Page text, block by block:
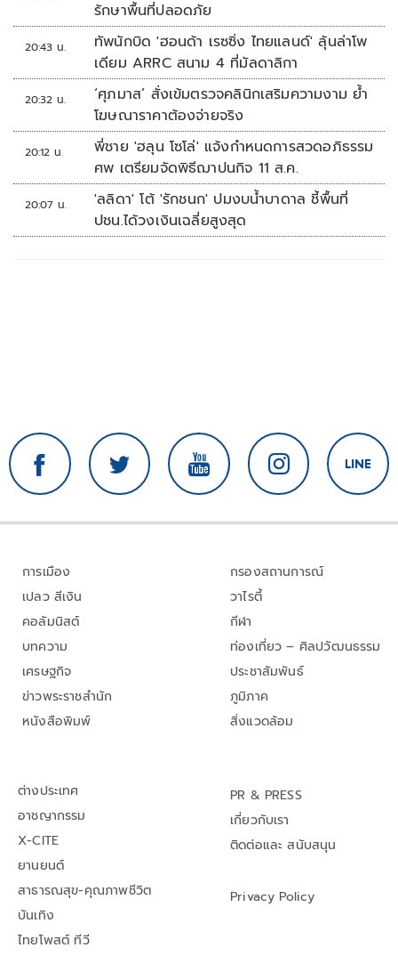
รักษาพื้นที่ปลอดภัย
20:43 น.
ทัพนักบิด 'ฮอนด้า เรซซิ่ง ไทยแลนด์' ลุ้นล่าโพ
เดียม ARRC สนาม 4 ที่มัลดาลิกา
20:32 น.
‘ศุภมาส’ สั่งเข้มตรวจคลินิกเสริมความงาม ย้ำ
โฆษณาราคาต้องจ่ายจริง
20:12 น.
พี่ชาย 'ฮลุน โซโล่' แจ้งกำหนดการสวดอภิธรรม
ศพ เตรียมจัดพิธีฌาปนกิจ 11 ส.ค.
20:07 น.
'ลลิดา' โต้ 'รักชนก' ปมงบน้ำบาดาล ชี้พื้นที่
ปชน.ได้วงเงินเฉลี่ยสูงสุด
การเมือง
เปลว สีเงิน
คอลัมนิสต์
บทความ
เศรษฐกิจ
ข่าวพระราชสำนัก
หนังสือพิมพ์
กรองสถานการณ์
วาไรตี้
กีฬา
ท่องเที่ยว – ศิลปวัฒนธรรม
ประชาสัมพันธ์
ภูมิภาค
สิ่งแวดล้อม
ต่างประเทศ
อาชญากรรม
X-CITE
ยานยนต์
สาธารณสุข-คุณภาพชีวิต
บันเทิง
ไทยโพสต์ ทีวี
PR & PRESS
เกี่ยวกับเรา
ติดต่อและ สนับสนุน
Privacy Policy